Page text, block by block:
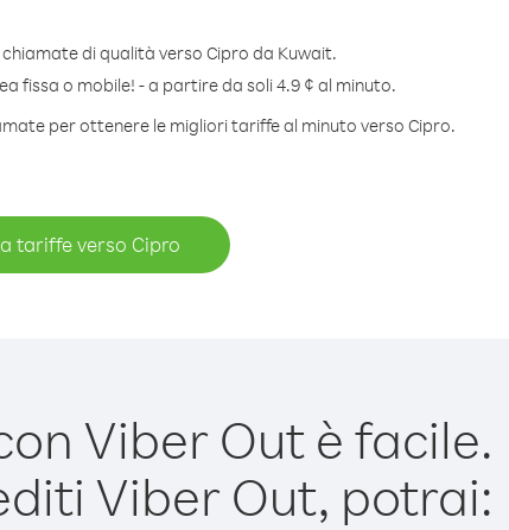
di qualità verso Cipro da Kuwait.
fissa o mobile! - a partire da soli 4.9 ¢ al minuto.
per ottenere le migliori tariffe al minuto verso Cipro.
tariffe verso Cipro
Viber Out è facile.
Viber Out, potrai: